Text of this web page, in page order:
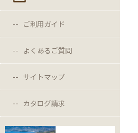
ご利用ガイド
よくあるご質問
サイトマップ
カタログ請求